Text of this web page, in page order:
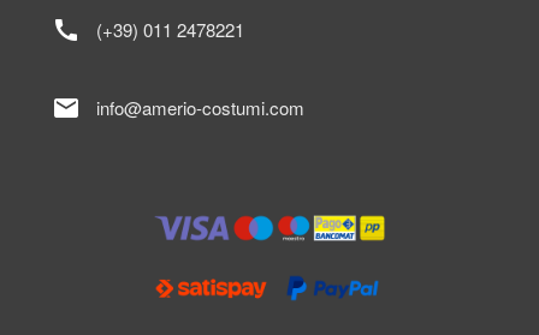
call (+39) 011 2478221
mail info@amerio-costumi.com